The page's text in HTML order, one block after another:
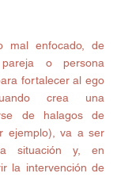
mal enfocado, de
o persona
fortalecer al ego
crea una
de halagos de
ejemplo), va a ser
situación y, en
la intervención de